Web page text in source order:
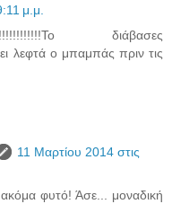
μ.μ.
διάβασες
λεφτά ο μπαμπάς πριν τις
11 Μαρτίου 2014 στις
φυτό! Άσε... μοναδική